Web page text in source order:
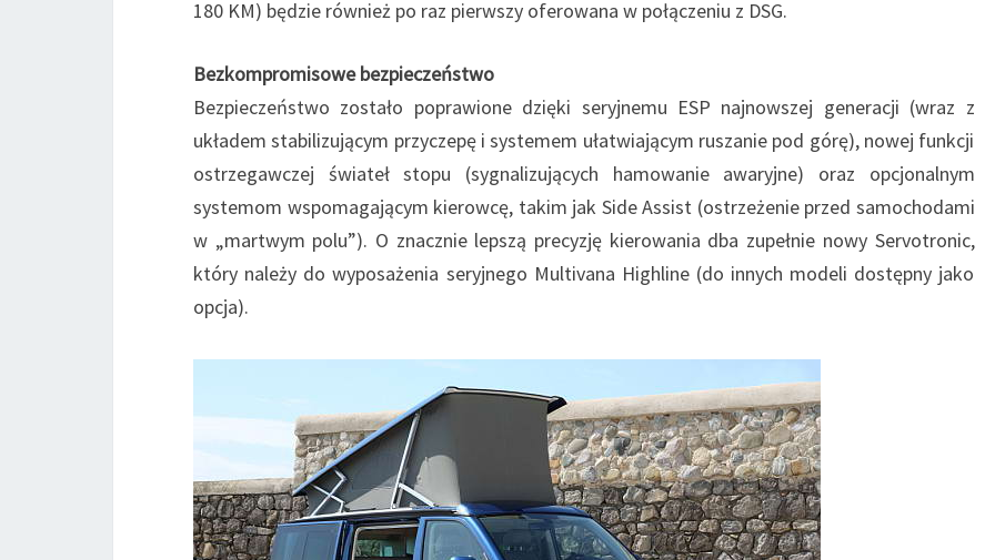
180 KM) będzie również po raz pierwszy oferowana w połączeniu z DSG.
Bezkompromisowe bezpieczeństwo
Bezpieczeństwo zostało poprawione dzięki seryjnemu ESP najnowszej generacji (wraz z
układem stabilizującym przyczepę i systemem ułatwiającym ruszanie pod górę), nowej funkcji
ostrzegawczej świateł stopu (sygnalizujących hamowanie awaryjne) oraz opcjonalnym
systemom wspomagającym kierowcę, takim jak Side Assist (ostrzeżenie przed samochodami
w „martwym polu”). O znacznie lepszą precyzję kierowania dba zupełnie nowy Servotronic,
który należy do wyposażenia seryjnego Multivana Highline (do innych modeli dostępny jako
opcja).